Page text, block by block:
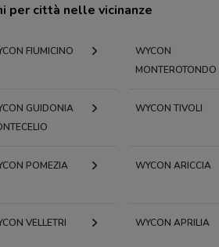
per città nelle vicinanze
FIUMICINO
WYCON
MONTEROTONDO
GUIDONIA
WYCON TIVOLI
POMEZIA WYCON ARICCIA
VELLETRI WYCON APRILIA